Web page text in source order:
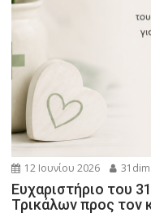
12 Ιουνίου 2026
Ευχαριστήριο του
Τρικάλων προς τον